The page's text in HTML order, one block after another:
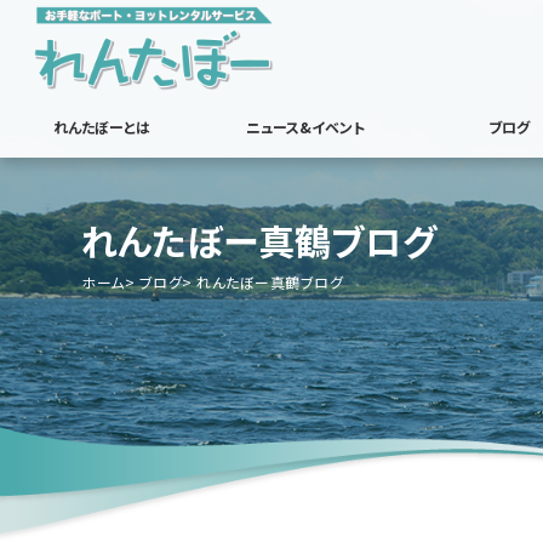
れんたぼーとは ニュース&イベント ブログ
れんたぼー真鶴ブログ
ホーム ブログ れんたぼー真鶴ブログ